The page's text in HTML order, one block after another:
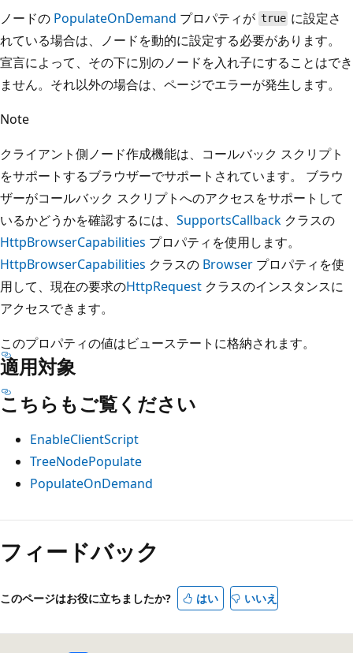
ノードの PopulateOnDemand プロパティが true に設定さ
れている場合は、ノードを動的に設定する必要があります。
宣言によって、その下に別のノードを入れ子にすることはでき
ません。それ以外の場合は、ページでエラーが発生します。
Note
クライアント側ノード作成機能は、コールバック スクリプト
をサポートするブラウザーでサポートされています。 ブラウ
ザーがコールバック スクリプトへのアクセスをサポートして
いるかどうかを確認するには、 SupportsCallback クラスの
HttpBrowserCapabilities プロパティを使用します。
HttpBrowserCapabilities クラスの Browser プロパティを使
用して、現在の要求のHttpRequest クラスのインスタンスに
アクセスできます。
このプロパティの値はビューステートに格納されます。
適用対象
こちらもご覧ください
EnableClientScript
TreeNodePopulate
PopulateOnDemand
フィードバック
このページはお役に立ちましたか? はい いいえ